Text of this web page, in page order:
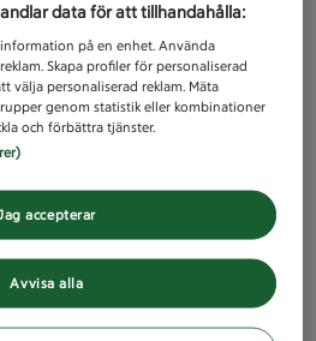
data för att tillhandahålla:
på en enhet. Använda
Skapa profiler för personaliserad
välja personaliserad reklam. Mäta
genom statistik eller kombinationer
och förbättra tjänster.
Avvisa alla
accepterar